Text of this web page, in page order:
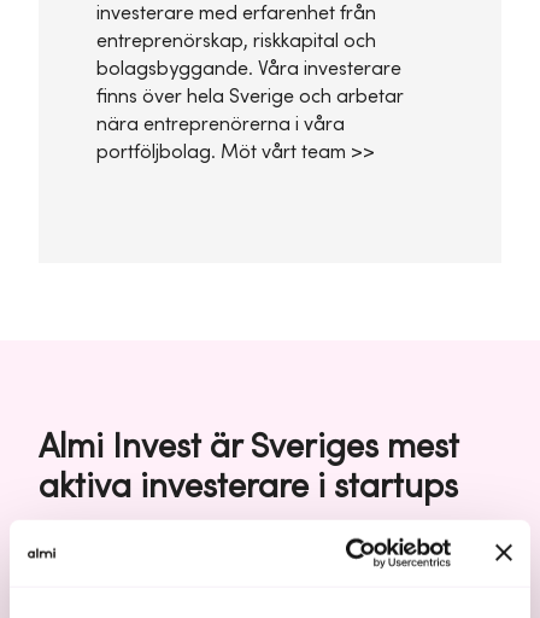
investerare med erfarenhet från
entreprenörskap, riskkapital och
bolagsbyggande. Våra investerare
finns över hela Sverige och arbetar
nära entreprenörerna i våra
portföljbolag. Möt vårt team >>
Almi Invest är Sveriges mest
aktiva investerare i startups
Riskkapital